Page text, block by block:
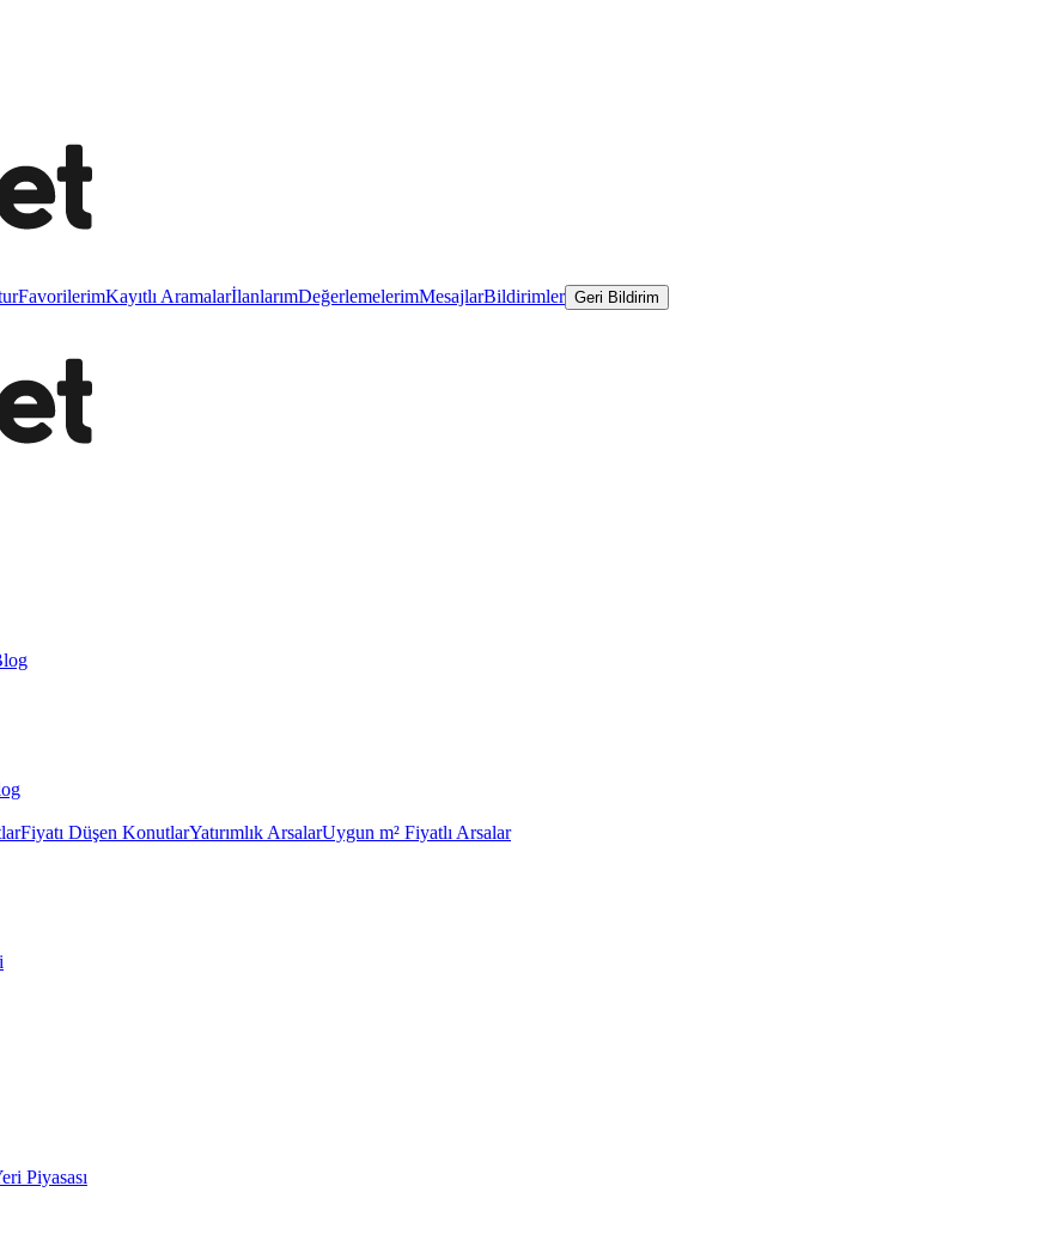
FavorilerimKayıtlı AramalarİlanlarımDeğerlemelerimMesajlarBildirimler Geri Bildirim
Fiyatı Düşen KonutlarYatırımlık ArsalarUygun m² Fiyatlı Arsalar
Piyasası